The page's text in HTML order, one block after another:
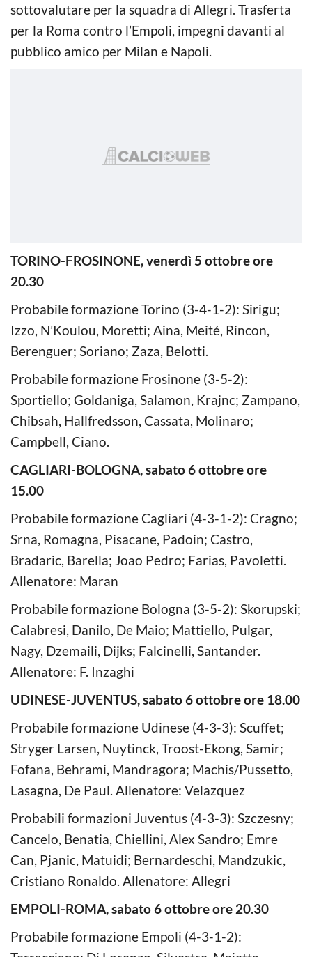
sottovalutare per la squadra di Allegri. Trasferta
per la Roma contro l’Empoli, impegni davanti al
pubblico amico per Milan e Napoli.
TORINO-FROSINONE, venerdì 5 ottobre ore
20.30
Probabile formazione Torino (3-4-1-2): Sirigu;
Izzo, N’Koulou, Moretti; Aina, Meité, Rincon,
Berenguer; Soriano; Zaza, Belotti.
Probabile formazione Frosinone (3-5-2):
Sportiello; Goldaniga, Salamon, Krajnc; Zampano,
Chibsah, Hallfredsson, Cassata, Molinaro;
Campbell, Ciano.
CAGLIARI-BOLOGNA, sabato 6 ottobre ore
15.00
Probabile formazione Cagliari (4-3-1-2): Cragno;
Srna, Romagna, Pisacane, Padoin; Castro,
Bradaric, Barella; Joao Pedro; Farias, Pavoletti.
Allenatore: Maran
Probabile formazione Bologna (3-5-2): Skorupski;
Calabresi, Danilo, De Maio; Mattiello, Pulgar,
Nagy, Dzemaili, Dijks; Falcinelli, Santander.
Allenatore: F. Inzaghi
UDINESE-JUVENTUS, sabato 6 ottobre ore 18.00
Probabile formazione Udinese (4-3-3): Scuffet;
Stryger Larsen, Nuytinck, Troost-Ekong, Samir;
Fofana, Behrami, Mandragora; Machis/Pussetto,
Lasagna, De Paul. Allenatore: Velazquez
Probabili formazioni Juventus (4-3-3): Szczesny;
Cancelo, Benatia, Chiellini, Alex Sandro; Emre
Can, Pjanic, Matuidi; Bernardeschi, Mandzukic,
Cristiano Ronaldo. Allenatore: Allegri
EMPOLI-ROMA, sabato 6 ottobre ore 20.30
Probabile formazione Empoli (4-3-1-2):